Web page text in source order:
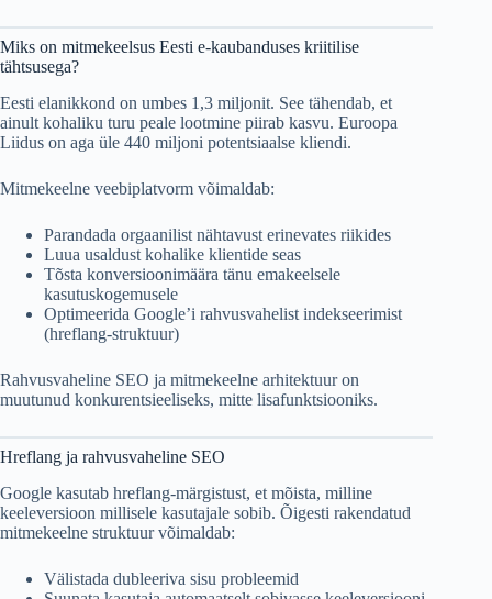
Miks on mitmekeelsus Eesti e-kaubanduses kriitilise
tähtsusega?
Eesti elanikkond on umbes 1,3 miljonit. See tähendab, et
ainult kohaliku turu peale lootmine piirab kasvu. Euroopa
Liidus on aga üle 440 miljoni potentsiaalse kliendi.
Mitmekeelne veebiplatvorm võimaldab:
Parandada orgaanilist nähtavust erinevates riikides
Luua usaldust kohalike klientide seas
Tõsta konversioonimäära tänu emakeelsele
kasutuskogemusele
Optimeerida Google’i rahvusvahelist indekseerimist
(hreflang-struktuur)
Rahvusvaheline SEO ja mitmekeelne arhitektuur on
muutunud konkurentsieeliseks, mitte lisafunktsiooniks.
Hreflang ja rahvusvaheline SEO
Google kasutab hreflang-märgistust, et mõista, milline
keeleversioon millisele kasutajale sobib. Õigesti rakendatud
mitmekeelne struktuur võimaldab:
Välistada dubleeriva sisu probleemid